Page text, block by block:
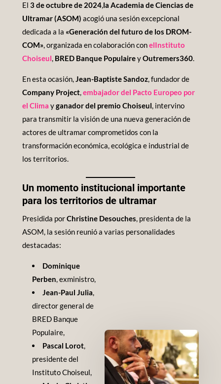
El 3 de octubre de 2024,la Academia de Ciencias de
Ultramar (ASOM) acogió una sesión excepcional
dedicada a la «Generación del futuro de los DROM-
COM», organizada en colaboración conelInstituto
Choiseul, BRED Banque PopulaireyOutremers360.
En esta ocasión,Jean-Baptiste Sandoz, fundador de
Company Project,embajador del Pacto Europeo por
el Clima yganador del premio Choiseul, intervino
para transmitir la visión de una nueva generación de
actores de ultramar comprometidos con la
transformación económica, ecológica e industrial de
los territorios.
Un momento institucional importante
para los territorios de ultramar
Presidida porChristine Desouches, presidenta de la
ASOM, la sesión reunió a varias personalidades
destacadas:
Dominique
Perben, exministro,
Jean-Paul Julia,
director general de
BRED Banque
Populaire,
Pascal Lorot,
presidente del
Instituto Choiseul,